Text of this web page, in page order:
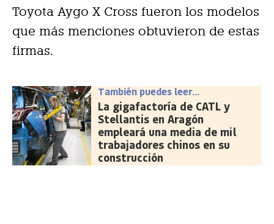
Toyota Aygo X Cross fueron los modelos
que más menciones obtuvieron de estas
firmas.
También puedes leer...
La gigafactoría de CATL y
Stellantis en Aragón
empleará una media de mil
trabajadores chinos en su
construcción